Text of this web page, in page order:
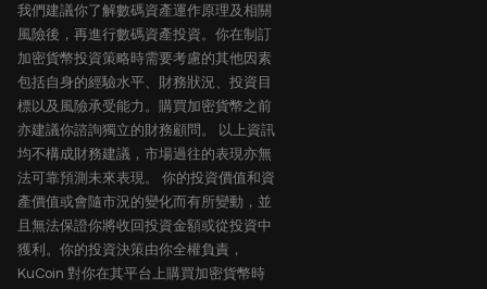
我們建議你了解數碼資產運作原理及相關
風險後，再進行數碼資產投資。你在制訂
加密貨幣投資策略時需要考慮的其他因素
包括自身的經驗水平、財務狀況、投資目
標以及風險承受能力。購買加密貨幣之前
亦建議你諮詢獨立的財務顧問。 以上資訊
均不構成財務建議，市場過往的表現亦無
法可靠預測未來表現。 你的投資價值和資
產價值或會隨市況的變化而有所變動，並
且無法保證你將收回投資金額或從投資中
獲利。你的投資決策由你全權負責，
KuCoin 對你在其平台上購買加密貨幣時